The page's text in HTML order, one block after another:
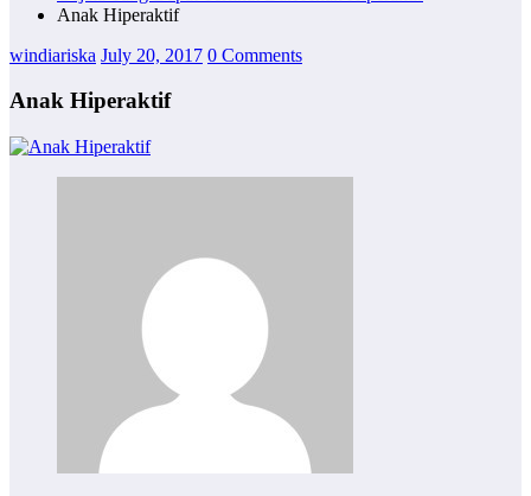
Anak Hiperaktif
windiariska July 20, 2017 0 Comments
Anak Hiperaktif